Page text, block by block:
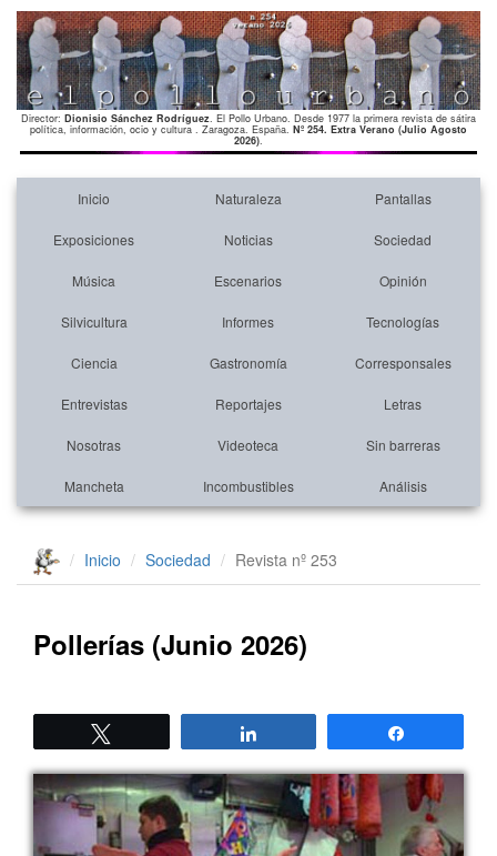
Director: Dionisio Sánchez Rodríguez. El Pollo Urbano. Desde 1977 la primera revista de sátira
política, información, ocio y cultura . Zaragoza. España. Nº 254. Extra Verano (Julio Agosto
2026).
Inicio Naturaleza Pantallas
Exposiciones Noticias Sociedad
Música Escenarios Opinión
Silvicultura Informes Tecnologías
Ciencia Gastronomía Corresponsales
Entrevistas Reportajes Letras
Nosotras Videoteca Sin barreras
Mancheta Incombustibles Análisis
Inicio Sociedad Revista nº 253
Pollerías (Junio 2026)